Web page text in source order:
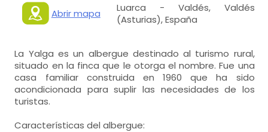
Abrir mapa
Luarca - Valdés, Valdés
(Asturias), España
La Yalga es un albergue destinado al turismo rural,
situado en la finca que le otorga el nombre. Fue una
casa familiar construida en 1960 que ha sido
acondicionada para suplir las necesidades de los
turistas.
Características del albergue: